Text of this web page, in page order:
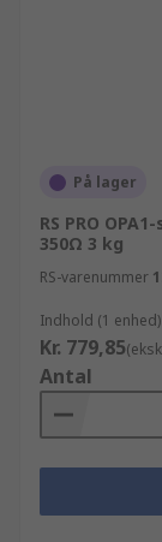
På lager
RS PRO
350Ω 3 kg
RS-varenummer
Indhold (1 enhed)
Kr. 779,85
Antal